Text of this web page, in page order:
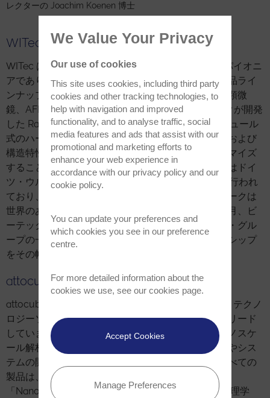
レクターの Joachim Koenen 博士
WITec（ビーテック）について
WITec は、3D ラマンイメージングと相関顕微鏡のパイオニ
アであり、スピード、感度、分解能に妥協のない製品ライ
ンナップで、業界をリードし続けています。ラマン顕微
鏡、AFM 顕微鏡、SNOM 顕微鏡、およびビーテックが開発
した Raman-SEM（RISE）装置は、拡張可能なモジュール
式のハードウェアおよびソフトウェアにより、化学および
構造特性評価において特定の課題に合わせてカスタマイズ
することが可能となっています。研究、開発、生産はドイ
ツ・ウルム市のビーテック本社（WITec GmbH）で行われ
ており、ビーテック製品の販売・サポートネットワークは
世界のあらゆる地域で確立されています。2021年9月、ビ
ーテックはオックスフォード・インストゥルメンツ・グル
ープの一員となり、ラマン顕微鏡の技術的リーダーシップ
をその幅広い事業ポートフォリオに取り込みました。
attocube（アトキューブ）について
attocube systems は、産業および研究におけるナノテクノ
ロジーソリューションのパイオニアとして、業界をリード
しています。同社は、精密運動、極低温顕微鏡、ナノスケ
ール解析などのナノスケール用途のコンポーネントやシス
テムの開発、生産、販売を行っています。また、すべての
製品は、ミュンヘン近郊のハールにある本社工場
「NanoFactory」で製造されています。200 人の物理学
We Value Your Privacy
Our use of cookies
This site uses cookies, including third party
cookies and other tracking technologies, to
help with navigation and improved
functionality, and to analyse traffic, social
media features and ads that assist with our
promotional and marketing efforts to
enhance your web experience in
accordance with our privacy policy and our
cookie policy.
You can update your preferences and
which cookies you see in our preference
centre.
For more detailed information about the
cookies we use, see our cookies page.
Accept Cookies
Manage Preferences